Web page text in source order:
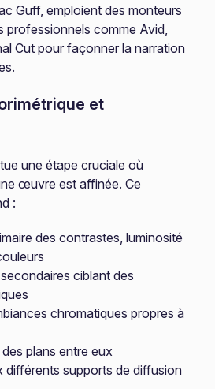
Guff, emploient des monteurs
professionnels comme Avid,
Cut pour façonner la narration
et
une étape cruciale où
œuvre est affinée. Ce
:
des contrastes, luminosité
ciblant des
chromatiques propres à
des plans entre eux
différents supports de diffusion